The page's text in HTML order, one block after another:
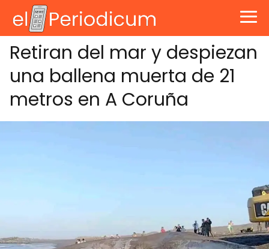
Retiran del mar y despiezan
una ballena muerta de 21
metros en A Coruña